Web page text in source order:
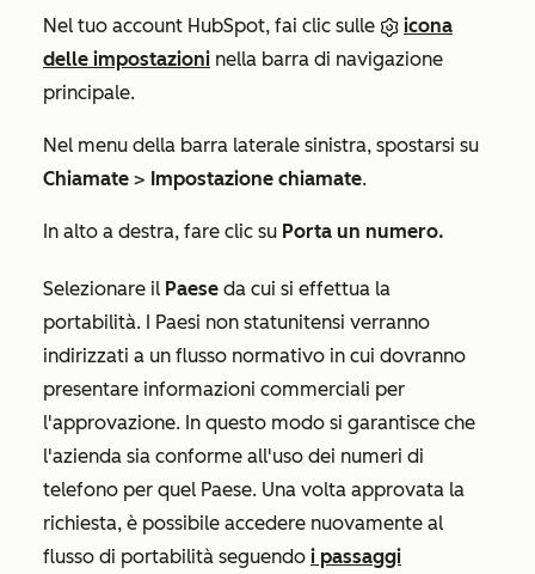
Nel tuo account HubSpot, fai clic sulle
icona
delle impostazioni nella barra di navigazione
principale.
Nel menu della barra laterale sinistra, spostarsi su
Chiamate > Impostazione chiamate.
In alto a destra, fare clic su Porta un numero.
Selezionare il Paese da cui si effettua la
portabilità. I Paesi non statunitensi verranno
indirizzati a un flusso normativo in cui dovranno
presentare informazioni commerciali per
l'approvazione. In questo modo si garantisce che
l'azienda sia conforme all'uso dei numeri di
telefono per quel Paese. Una volta approvata la
richiesta, è possibile accedere nuovamente al
flusso di portabilità seguendo i passaggi